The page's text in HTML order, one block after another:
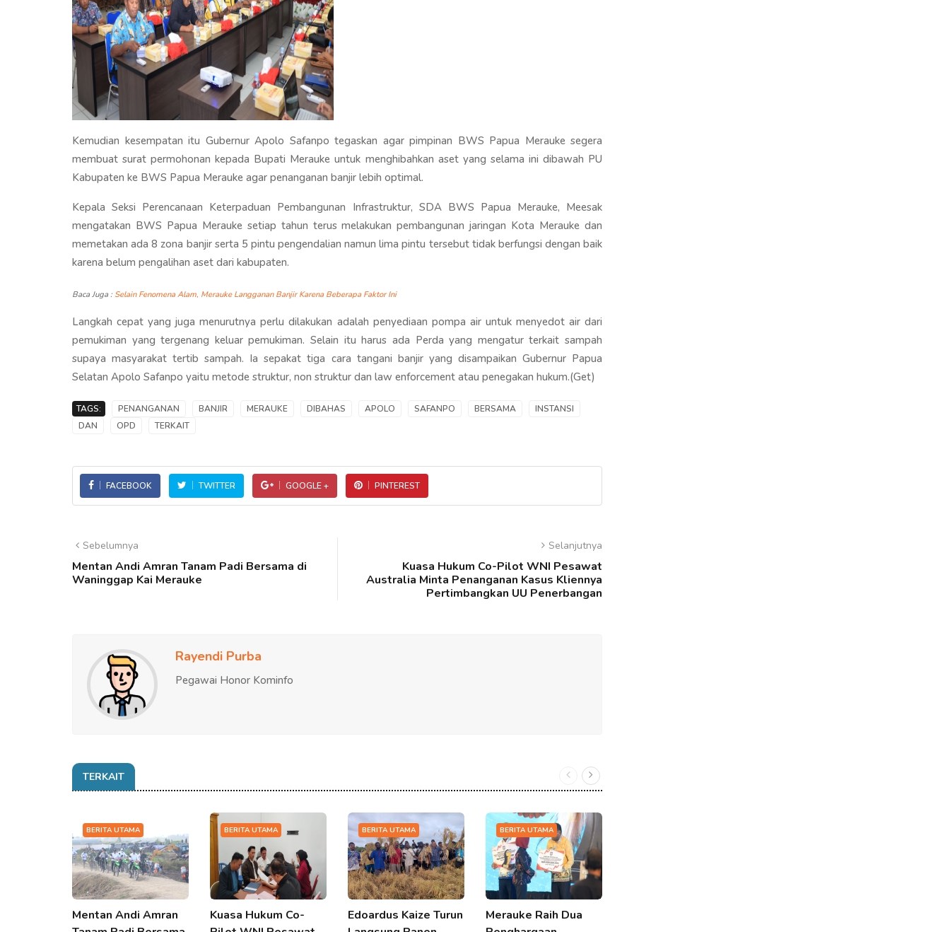
Kemudian kesempatan itu Gubernur Apolo Safanpo tegaskan agar pimpinan BWS Papua Merauke segera
membuat surat permohonan kepada Bupati Merauke untuk menghibahkan aset yang selama ini dibawah PU
Kabupaten ke BWS Papua Merauke agar penanganan banjir lebih optimal.
Kepala Seksi Perencanaan Keterpaduan Pembangunan Infrastruktur, SDA BWS Papua Merauke, Meesak
mengatakan BWS Papua Merauke setiap tahun terus melakukan pembangunan jaringan Kota Merauke dan
memetakan ada 8 zona banjir serta 5 pintu pengendalian namun lima pintu tersebut tidak berfungsi dengan baik
karena belum pengalihan aset dari kabupaten.
Baca Juga : Selain Fenomena Alam, Merauke Langganan Banjir Karena Beberapa Faktor Ini
Langkah cepat yang juga menurutnya perlu dilakukan adalah penyediaan pompa air untuk menyedot air dari
pemukiman yang tergenang keluar pemukiman. Selain itu harus ada Perda yang mengatur terkait sampah
supaya masyarakat tertib sampah. Ia sepakat tiga cara tangani banjir yang disampaikan Gubernur Papua
Selatan Apolo Safanpo yaitu metode struktur, non struktur dan law enforcement atau penegakan hukum.(Get)
TAGS: PENANGANAN BANJIR MERAUKE DIBAHAS APOLO SAFANPO BERSAMA
INSTANSI
DAN
OPD TERKAIT
FACEBOOK TWITTER GOOGLE + PINTEREST
Sebelumnya
Mentan Andi Amran Tanam Padi Bersama di
Waninggap Kai Merauke
Selanjutnya
Kuasa Hukum Co-Pilot WNI Pesawat
Australia Minta Penanganan Kasus Kliennya
Pertimbangkan UU Penerbangan
Rayendi Purba
Pegawai Honor Kominfo
TERKAIT
BERITA UTAMA
Mentan Andi Amran
BERITA UTAMA
Kuasa Hukum Co-
BERITA UTAMA
Edoardus Kaize Turun
BERITA UTAMA
Merauke Raih Dua